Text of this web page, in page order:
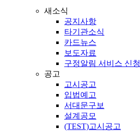
새소식
공지사항
타기관소식
카드뉴스
보도자료
구정알림 서비스 신청
공고
고시공고
입법예고
서대문구보
설계공모
(TEST)고시공고